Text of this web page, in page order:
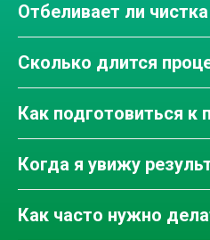
Отбеливает ли
Сколько длится
Как подготовиться к
Когда я увижу
Как часто нужно